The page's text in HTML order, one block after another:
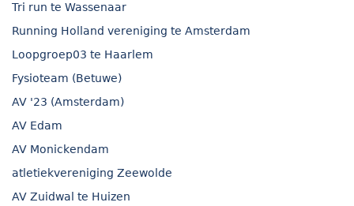
Tri run te Wassenaar
Running Holland vereniging te Amsterdam
Loopgroep03 te Haarlem
Fysioteam (Betuwe)
AV '23 (Amsterdam)
AV Edam
AV Monickendam
atletiekvereniging Zeewolde
AV Zuidwal te Huizen